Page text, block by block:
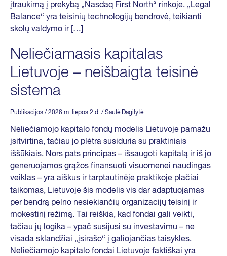
įtraukimą į prekybą „Nasdaq First North“ rinkoje. „Legal
Balance“ yra teisinių technologijų bendrovė, teikianti
skolų valdymo ir […]
Neliečiamasis kapitalas
Lietuvoje – neišbaigta teisinė
sistema
Publikacijos / 2026 m. liepos 2 d. / Saulė Dagilytė
Neliečiamojo kapitalo fondų modelis Lietuvoje pamažu
įsitvirtina, tačiau jo plėtra susiduria su praktiniais
iššūkiais. Nors pats principas – išsaugoti kapitalą ir iš jo
generuojamos grąžos finansuoti visuomenei naudingas
veiklas – yra aiškus ir tarptautinėje praktikoje plačiai
taikomas, Lietuvoje šis modelis vis dar adaptuojamas
per bendrą pelno nesiekiančių organizacijų teisinį ir
mokestinį režimą. Tai reiškia, kad fondai gali veikti,
tačiau jų logika – ypač susijusi su investavimu – ne
visada sklandžiai „įsirašo“ į galiojančias taisykles.
Neliečiamojo kapitalo fondai Lietuvoje faktiškai yra